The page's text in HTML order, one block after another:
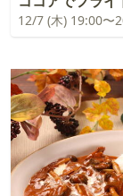
12/7 (木) 19:00〜